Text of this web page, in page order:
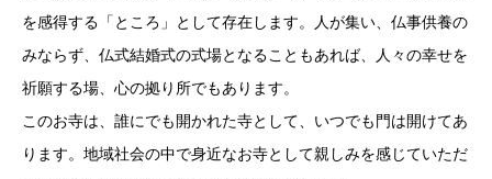
を感得する「ところ」として存在します。人が集い、仏事供養の
みならず、仏式結婚式の式場となることもあれば、人々の幸せを
祈願する場、心の拠り所でもあります。
このお寺は、誰にでも開かれた寺として、いつでも門は開けてあ
ります。地域社会の中で身近なお寺として親しみを感じていただ